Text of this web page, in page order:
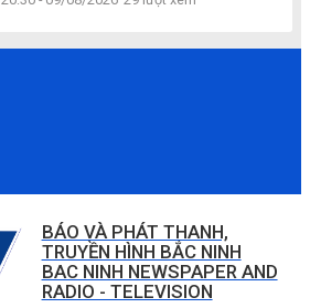
BÁO VÀ PHÁT THANH,
TRUYỀN HÌNH BẮC NINH
BAC NINH NEWSPAPER AND
RADIO - TELEVISION